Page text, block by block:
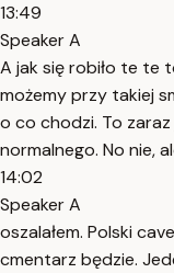
13:49
Speaker A
A jak się robiło te te
możemy przy takiej
o co chodzi. To
normalnego. No nie,
14:02
Speaker A
oszalałem. Polski
cmentarz będzie.